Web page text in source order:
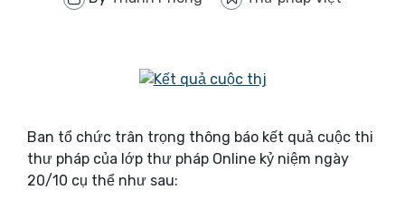
Ban tổ chức trân trọng thông báo kết quả cuộc thi
thư pháp của lớp thư pháp Online kỷ niệm ngày
20/10 cụ thể như sau: